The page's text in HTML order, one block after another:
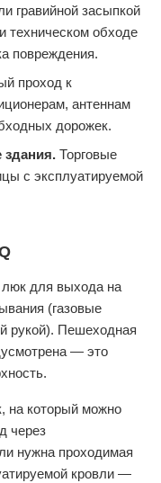
гравийной засыпкой
техническом обходе
повреждения.
проход к
антеннам
дорожек.
здания. Торговые
с эксплуатируемой
для выхода на
(газовые
рукой). Пешеходная
— это
на который можно
через
нужна проходимая
кровли —